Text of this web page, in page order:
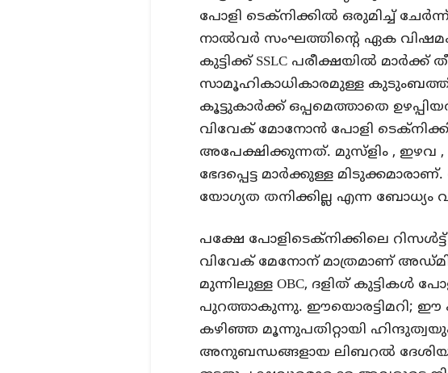
പോളി ടെക്നിക്കിൽ ഒരുമിച്ച്
നാൽവർ സംഘത്തിൻ്റെ ഏക
കുട്ടിക്ക് SSLC പരീക്ഷയിൽ
സാമൂഹികാധികാരമുള്ള
കൂട്ടുകാർക്ക് ഒപ്പമെത്താതെ
വിവേക് മോനോൻ പോളി
അപേക്ഷിക്കുന്നത്. മുസ്ളിം , ഇഴവ ,
ഭേദപ്പെട്ട മാർക്കുള്ള
യോഗ്യത തനിക്കില്ല എന്ന
പക്ഷേ പോളിടെക്നിക്കിലെ
വിവേക് മേനോന് മാത്രമാണ്
മുന്നിലുള്ള OBC, ദളിത് കുട്ടികൾ
പുറത്താകുന്നു. ഈയൊരട്ടിമറി; ഈ
കഴിഞ്ഞ മൂന്നുപതിറ്റായി
അനുബന്ധങ്ങളായ ലിബറൽ